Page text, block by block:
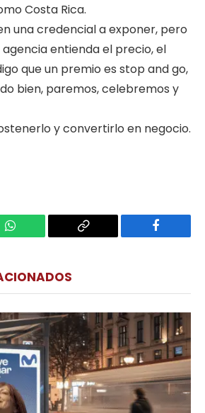
Costa Rica.
una credencial a exponer, pero
entienda el precio, el
que un premio es stop and go,
bien, paremos, celebremos y
y convertirlo en negocio.
WhatsApp
Copy
Facebook